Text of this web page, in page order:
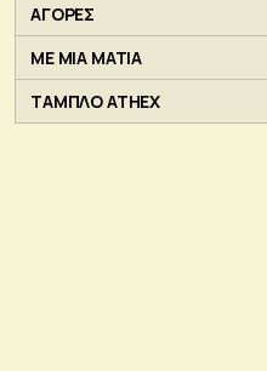
ΑΓΟΡΕΣ
ΜΕ ΜΙΑ ΜΑΤΙΑ
ΤΑΜΠΛΟ ATHEX